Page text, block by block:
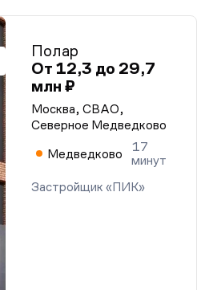
Полар
От 12,3 до 29,7
млн ₽
Москва, СВАО,
Северное Медведково
Медведково
17
минут
Застройщик «ПИК»